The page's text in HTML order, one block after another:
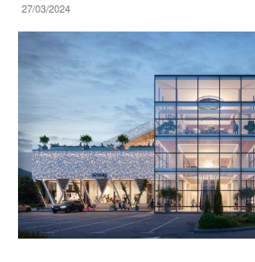
27/03/2024